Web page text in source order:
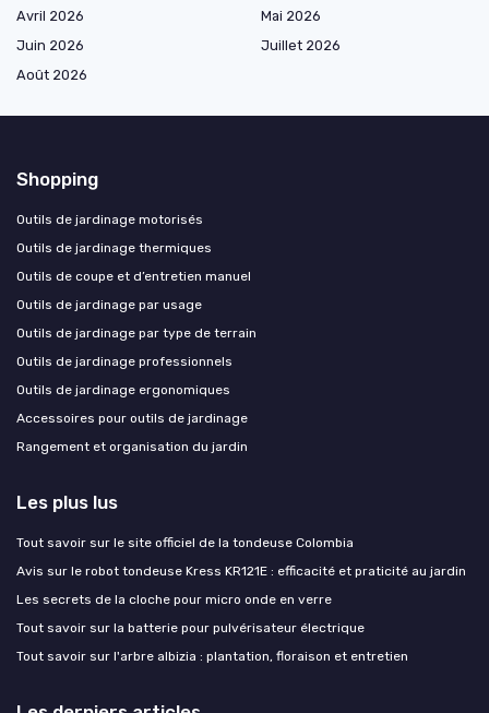
Avril 2026
Mai 2026
Juin 2026
Juillet 2026
Août 2026
Shopping
Outils de jardinage motorisés
Outils de jardinage thermiques
Outils de coupe et d’entretien manuel
Outils de jardinage par usage
Outils de jardinage par type de terrain
Outils de jardinage professionnels
Outils de jardinage ergonomiques
Accessoires pour outils de jardinage
Rangement et organisation du jardin
Les plus lus
Tout savoir sur le site officiel de la tondeuse Colombia
Avis sur le robot tondeuse Kress KR121E : efficacité et praticité au jardin
Les secrets de la cloche pour micro onde en verre
Tout savoir sur la batterie pour pulvérisateur électrique
Tout savoir sur l'arbre albizia : plantation, floraison et entretien